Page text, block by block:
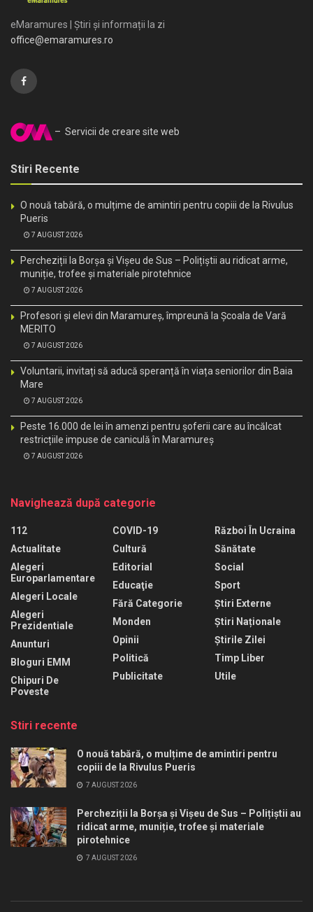
eMaramures | Știri și informații la zi
office@emaramures.ro
– Servicii de creare site web
Stiri Recente
O nouă tabără, o mulțime de amintiri pentru copiii de la Rivulus
Pueris
7 AUGUST 2026
Percheziții la Borșa și Vișeu de Sus – Polițiștii au ridicat arme,
muniție, trofee și materiale pirotehnice
7 AUGUST 2026
Profesori și elevi din Maramureș, împreună la Școala de Vară
MERITO
7 AUGUST 2026
Voluntarii, invitați să aducă speranță în viața seniorilor din Baia
Mare
7 AUGUST 2026
Peste 16.000 de lei în amenzi pentru șoferii care au încălcat
restricțiile impuse de caniculă în Maramureș
7 AUGUST 2026
Navighează după categorie
112
Actualitate
Alegeri
Europarlamentare
Alegeri Locale
Alegeri
Prezidentiale
Anunturi
Bloguri EMM
Chipuri De
Poveste
COVID-19
Cultură
Editorial
Educaţie
Fără Categorie
Monden
Opinii
Politică
Publicitate
Război În Ucraina
Sănătate
Social
Sport
Știri Externe
Știri Naționale
Știrile Zilei
Timp Liber
Utile
Stiri recente
O nouă tabără, o mulțime de amintiri pentru
copiii de la Rivulus Pueris
7 AUGUST 2026
Percheziții la Borșa și Vișeu de Sus – Polițiștii au
ridicat arme, muniție, trofee și materiale
pirotehnice
7 AUGUST 2026